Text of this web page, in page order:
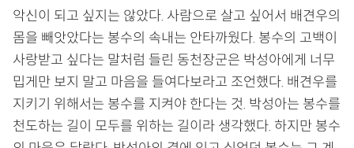
악신이 되고 싶지는 않았다. 사람으로 살고 싶어서 배견우의
몸을 빼앗았다는 봉수의 속내는 안타까웠다. 봉수의 고백이
사랑받고 싶다는 말처럼 들린 동천장군은 박성아에게 너무
밉게만 보지 말고 마음을 들여다보라고 조언했다. 배견우를
지키기 위해서는 봉수를 지켜야 한다는 것. 박성아는 봉수를
천도하는 길이 모두를 위하는 길이라 생각했다. 하지만 봉수